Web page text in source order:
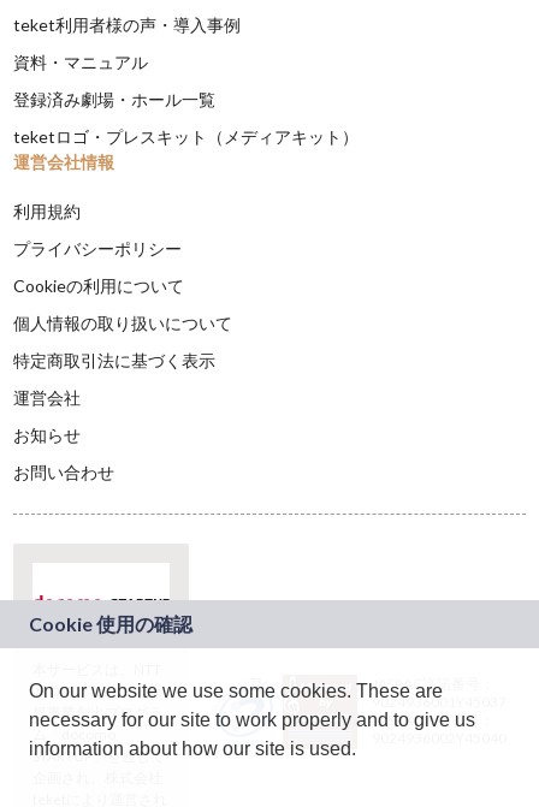
teket利用者様の声・導入事例
資料・マニュアル
登録済み劇場・ホール一覧
teketロゴ・プレスキット（メディアキット）
運営会社情報
利用規約
プライバシーポリシー
Cookieの利用について
個人情報の取り扱いについて
特定商取引法に基づく表示
運営会社
お知らせ
お問い合わせ
ドコモグループの新
規事業創出プログラ
ム「docomo
STARTUP」を通じて
JASRAC許諾番号：
9024936001Y45037
JASRAC許諾番号：
On our website we use some cookies. These are
necessary for our site to work properly and to give us
information about how our site is used.